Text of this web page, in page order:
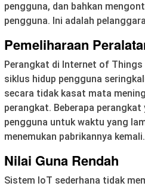
pengguna, dan bahkan
pengguna. Ini adalah
Pemeliharaan
Perangkat di Internet of
siklus hidup pengguna
secara tidak kasat mata
perangkat. Beberapa
pengguna untuk waktu yang
menemukan pabrikannya kemali.
Nilai Guna Rendah
Sistem IoT sederhana tidak